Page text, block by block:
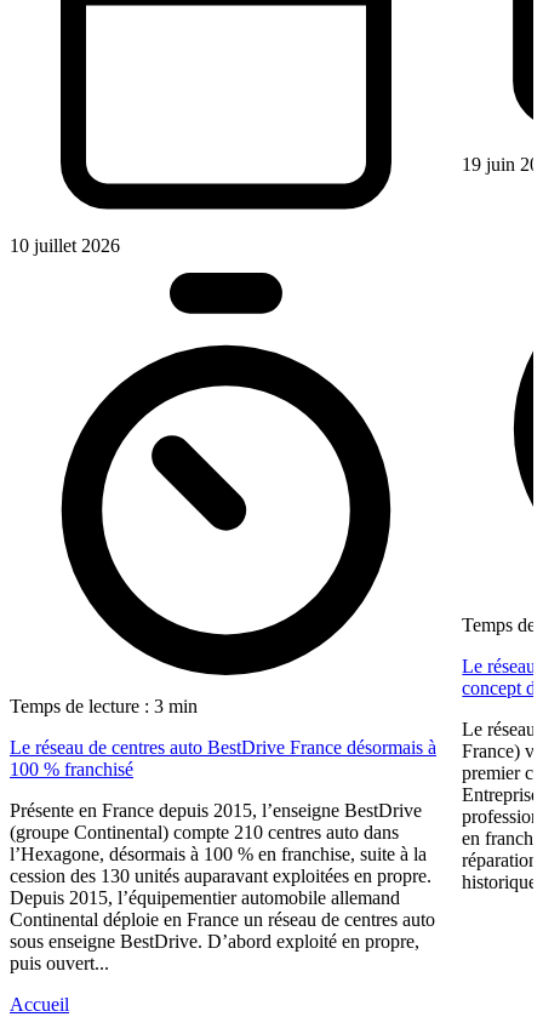
10 juillet 2026
Temps de lecture : 3 min
Le réseau de centres auto BestDrive France désormais à
100 % franchisé
Présente en France depuis 2015, l’enseigne BestDrive
(groupe Continental) compte 210 centres auto dans
l’Hexagone, désormais à 100 % en franchise, suite à la
cession des 130 unités auparavant exploitées en propre.
Depuis 2015, l’équipementier automobile allemand
Continental déploie en France un réseau de centres auto
sous enseigne BestDrive. D’abord exploité en propre,
puis ouvert...
19 juin
Temps de
Le réseau
concept
Le réseau
France)
premier
en
historique
Accueil